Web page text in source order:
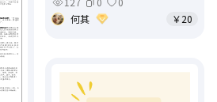
何其
￥20